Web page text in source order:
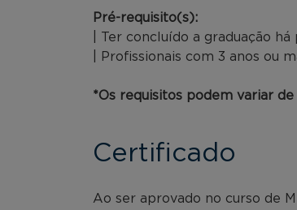
Pré-requisito(s):
| Ter concluído a graduação
| Profissionais com 3 anos ou
*Os requisitos podem variar
Certificado
Ao ser aprovado no curso de